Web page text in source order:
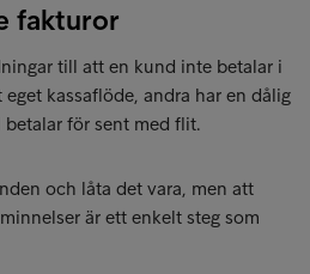
fakturor
till att en kund inte betalar i
kassaflöde, andra har en dålig
för sent med flit.
och låta det vara, men att
är ett enkelt steg som